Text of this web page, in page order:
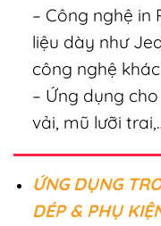
– Công nghệ in
liệu dày như
công nghệ
– Ứng dụng
vải, mũ lưỡi
ỨNG DỤNG
DÉP & PHỤ